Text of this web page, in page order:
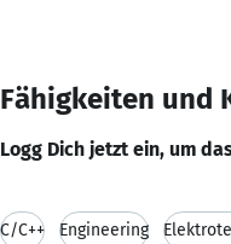
Fähigkeiten und
Logg Dich jetzt ein, um
C/C++ Engineering